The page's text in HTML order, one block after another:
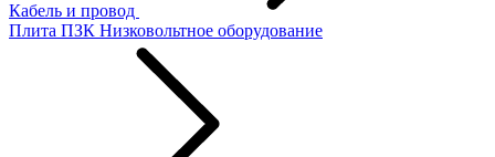
Кабель и провод
Плита ПЗК Низковольтное оборудование